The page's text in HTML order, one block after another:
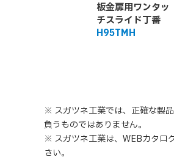
板金扉用ワンタッ
チスライド丁番
H95TMH
※ スガツネ工業では、正確な製
負うものではありません。
※ スガツネ工業は、WEBカタロ
さい。